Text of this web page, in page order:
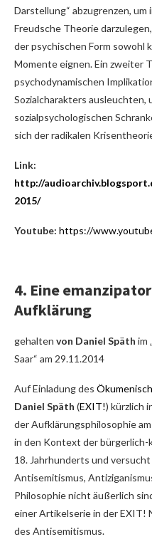
Darstellung“ abzugrenzen,
Freudsche Theorie
der psychischen Form sowohl
Momente eignen. Ein zweiter
psychodynamischen
Sozialcharakters ausleuchten,
sozialpsychologischen
sich der radikalen
Link:
http://
2015/
Youtube: https://
4. Eine
Aufklärung
gehalten von Daniel Späth im
Saar“ am 29.11.2014
Auf Einladung des
Daniel Späth (EXIT!) kürzlich
der Aufklärungsphilosophie
in den Kontext der
18. Jahrhunderts und
Antisemitismus,
Philosophie nicht äußerlich
einer Artikelserie in der EXIT!
des Antisemitismus.